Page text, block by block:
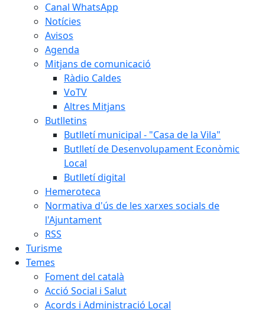
Canal WhatsApp
Notícies
Avisos
Agenda
Mitjans de comunicació
Ràdio Caldes
VoTV
Altres Mitjans
Butlletins
Butlletí municipal - "Casa de la Vila"
Butlletí de Desenvolupament Econòmic
Local
Butlletí digital
Hemeroteca
Normativa d'ús de les xarxes socials de
l'Ajuntament
RSS
Turisme
Temes
Foment del català
Acció Social i Salut
Acords i Administració Local